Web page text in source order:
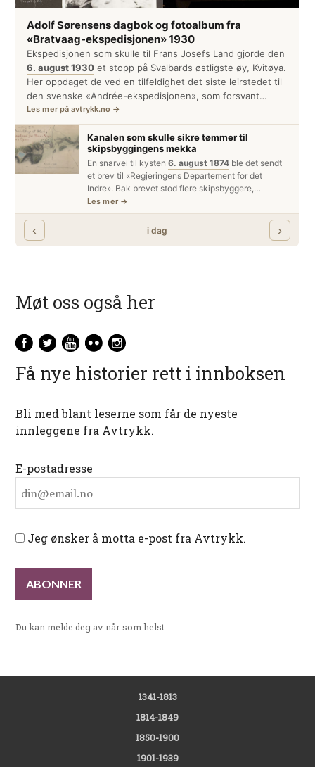
Møt oss også her
Få nye historier rett i innboksen
Bli med blant leserne som får de nyeste
innleggene fra Avtrykk.
E-postadresse
Jeg ønsker å motta e-post fra Avtrykk.
Du kan melde deg av når som helst.
1341-1813
1814-1849
1850-1900
1901-1939